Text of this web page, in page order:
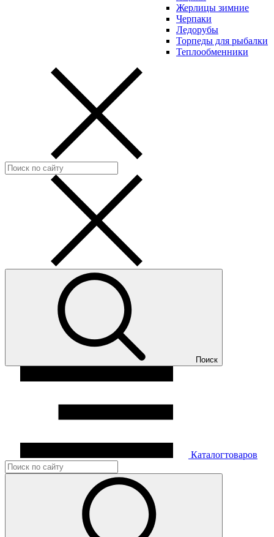
Жерлицы зимние
Черпаки
Ледорубы
Торпеды для рыбалки
Теплообменники
Поиск
Каталогтоваров